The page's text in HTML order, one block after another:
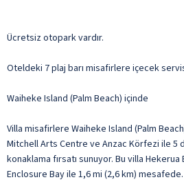
Ücretsiz otopark vardır.
Oteldeki 7 plaj barı misafirlere içecek
Waiheke Island (Palm Beach) içinde
Villa misafirlere Waiheke Island (Palm
Mitchell Arts Centre ve Anzac Körfezi ile 5
konaklama fırsatı sunuyor. Bu villa
Enclosure Bay ile 1,6 mi (2,6 km) mesafede.